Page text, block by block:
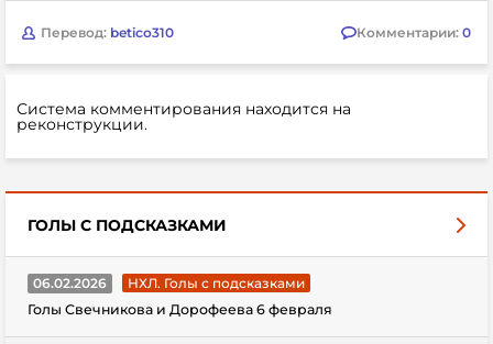
Перевод: betico310 Комментарии: 0
Система комментирования находится на
реконструкции.
ГОЛЫ С ПОДСКАЗКАМИ
06.02.2026
НХЛ. Голы с подсказками
Голы Свечникова и Дорофеева 6 февраля